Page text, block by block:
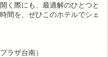
く際にも、最適解のひとつと
間を、ぜひこのホテルでシェ
ラザ台南）